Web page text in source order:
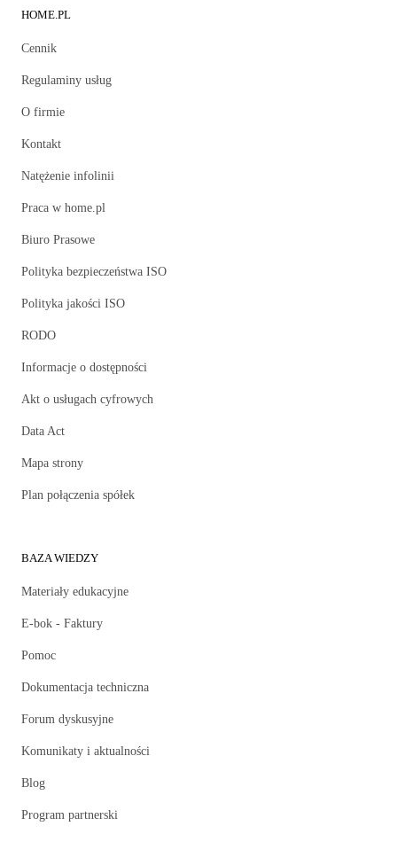
HOME.PL
Cennik
Regulaminy usług
O firmie
Kontakt
Natężenie infolinii
Praca w home.pl
Biuro Prasowe
Polityka bezpieczeństwa ISO
Polityka jakości ISO
RODO
Informacje o dostępności
Akt o usługach cyfrowych
Data Act
Mapa strony
Plan połączenia spółek
BAZA WIEDZY
Materiały edukacyjne
E-bok - Faktury
Pomoc
Dokumentacja techniczna
Forum dyskusyjne
Komunikaty i aktualności
Blog
Program partnerski